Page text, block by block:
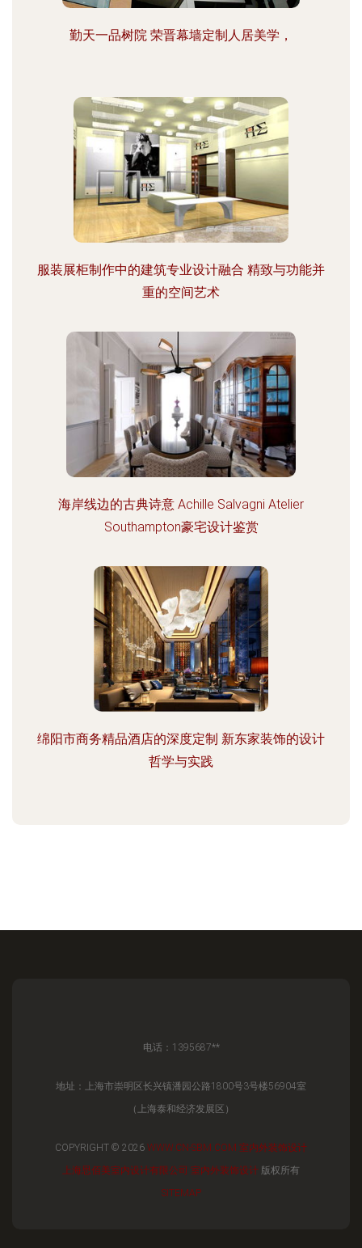
勤天一品树院 荣晋幕墙定制人居美学，
服装展柜制作中的建筑专业设计融合 精致与功能并
重的空间艺术
海岸线边的古典诗意 Achille Salvagni Atelier
Southampton豪宅设计鉴赏
绵阳市商务精品酒店的深度定制 新东家装饰的设计
哲学与实践
电话：1395687**
地址：上海市崇明区长兴镇潘园公路1800号3号楼56904室
（上海泰和经济发展区）
COPYRIGHT © 2026 WWW.CN-SBM.COM 室内外装饰设计
上海思佰美室内设计有限公司 室内外装饰设计 版权所有
SITEMAP